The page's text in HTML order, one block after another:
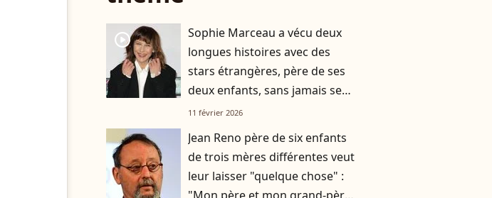
player2
Sophie Marceau a vécu deux
longues histoires avec des
stars étrangères, père de ses
deux enfants, sans jamais se
marier : "J'ai préféré..."
11 février 2026
Jean Reno père de six enfants
de trois mères différentes veut
leur laisser "quelque chose" :